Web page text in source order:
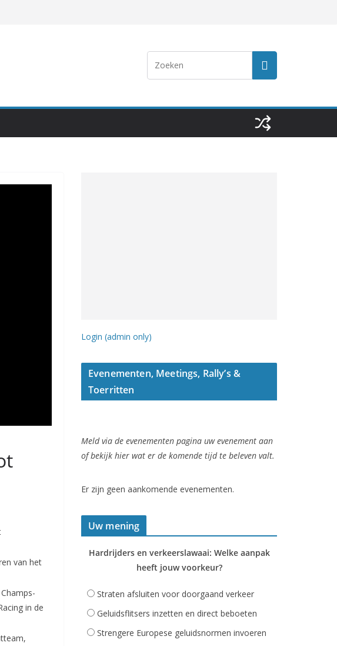
van het
in de
Login (admin only)
Evenementen, Meetings, Rally’s &
Toerritten
Meld via de evenementen pagina uw evenement aan
of bekijk hier wat er de komende tijd te beleven valt.
Er zijn geen aankomende evenementen.
Uw mening
Hardrijders en verkeerslawaai: Welke aanpak
heeft jouw voorkeur?
Straten afsluiten voor doorgaand verkeer
Geluidsflitsers inzetten en direct beboeten
Strengere Europese geluidsnormen invoeren